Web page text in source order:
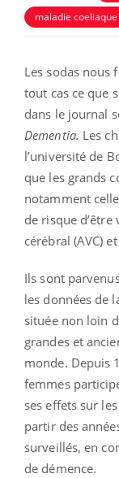
maladie coeliaque
Les sodas nous
tout cas ce que
dans le journal
Dementia. Les
l’université de
que les grands
notamment
de risque d’être
cérébral (AVC)
Ils sont
les données de
située non loin
grandes et
monde. Depuis
femmes
ses effets sur
partir des
surveillés, en
de démence.